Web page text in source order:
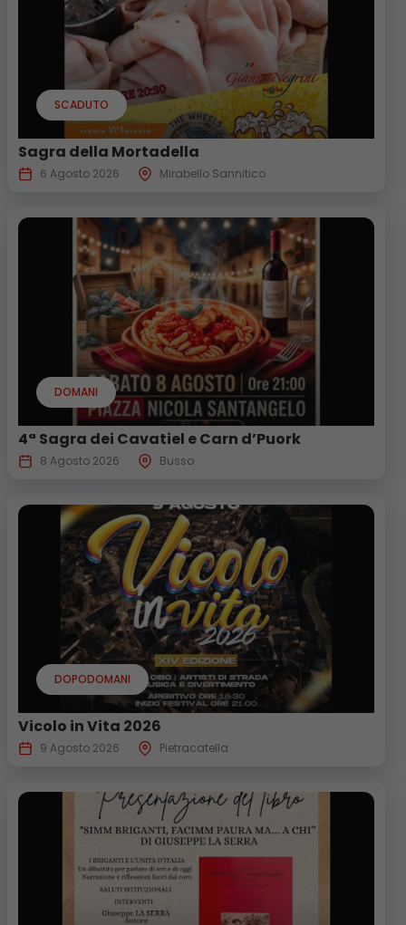
SCADUTO
Sagra della Mortadella
6 Agosto 2026 Mirabello Sannitico
DOMANI
4ª Sagra dei Cavatiel e Carn d’Puork
8 Agosto 2026 Busso
DOPODOMANI
Vicolo in Vita 2026
9 Agosto 2026 Pietracatella